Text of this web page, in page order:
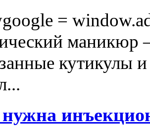
=
маникюр
кутикулы